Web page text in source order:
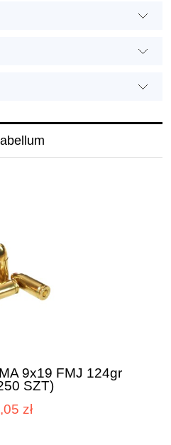
9x19 FMJ 124gr
SZT)
zł